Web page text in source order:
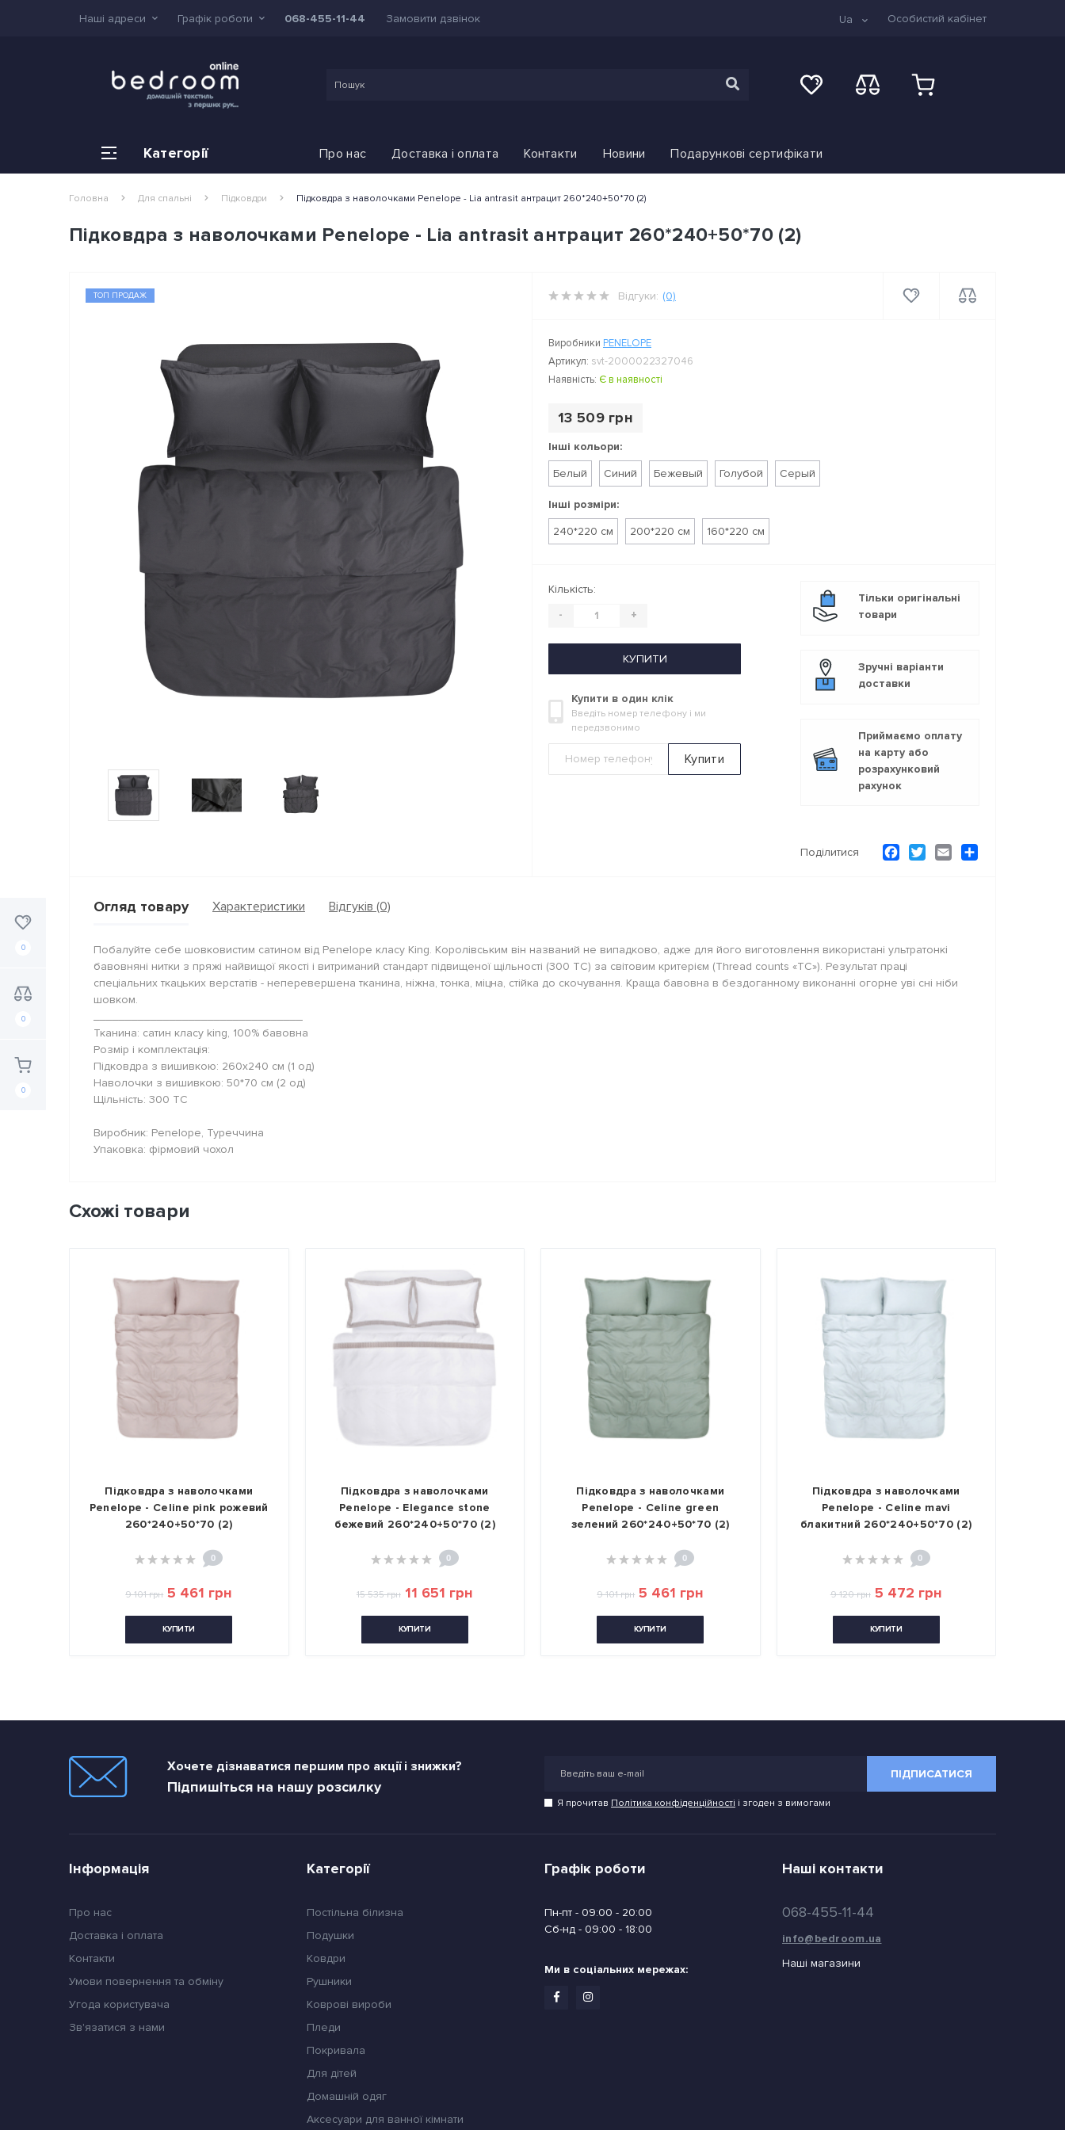
0
0
0
Наші адреси Графік роботи 068-455-11-44 Замовити дзвінок Ua Особистий кабінет
Категорії Про нас Доставка і оплата Контакти Новини Подарункові сертифікати
Головна Для спальні Підковдри Підковдра з наволочками Penelope - Lia antrasit антрацит 260*240+50*70 (2)
Підковдра з наволочками Penelope - Lia antrasit антрацит 260*240+50*70 (2)
ТОП ПРОДАЖ Відгуки: (0)
Виробники PENELOPE
Артикул: svt-2000022327046
Наявність: Є в наявності
13 509 грн
Інші кольори:
Белый
Синий Бежевый Голубой Серый
Інші розміри:
240*220 см
200*220 см 160*220 см
Кількість:
- +
КУПИТИ
Купити в один клік
Введіть номер телефону і ми
передзвонимо
Купити
Тільки оригінальні
товари
Зручні варіанти
доставки
Приймаємо оплату
на карту або
розрахунковий
рахунок
Поділитися Facebook
TwitterEmail
Огляд товару Характеристики Відгуків (0)
Побалуйте себе шовковистим сатином від Penelope класу King. Королівським він названий не випадково, адже для його виготовлення використані ультратонкі
бавовняні нитки з пряжі найвищої якості і витриманий стандарт підвищеної щільності (300 ТС) за світовим критерієм (Thread counts «TC»). Результат праці
спеціальних ткацьких верстатів - неперевершена тканина, ніжна, тонка, міцна, стійка до скочування. Краща бавовна в бездоганному виконанні огорне уві сні ніби
шовком.
Тканина: сатин класу king, 100% бавовна
Розмір і комплектація:
Підковдра з вишивкою: 260х240 см (1 од)
Наволочки з вишивкою: 50*70 см (2 од)
Щільність: 300 ТС
Виробник: Penelope, Туреччина
Упаковка: фірмовий чохол
Схожі товари
Підковдра з наволочками
- Celine pink рожевий
260*240+50*70 (2)
5 461 грн
Підковдра з наволочками
Penelope - Elegance stone
бежевий 260*240+50*70 (2)
11 651 грн
Підковдра з наволочками
Penelope - Celine green
зелений 260*240+50*70 (2)
5 461 грн
Підковдра з наволочками
Penelope - Celine mavi
блакитний 260*240+50*70 (2)
5 472 грн
Підковдра з
Penelope - Lia stone
260*240+50*70
Хочете дізнаватися першим про акції і знижки?
Підпишіться на нашу розсилку
ПІДПИСАТИСЯ
Я прочитав Політика конфіденційності і згоден з вимогами
Інформація
Про нас
Доставка і оплата
Контакти
Умови повернення та обміну
Угода користувача
Зв'язатися з нами
Категорії
Постільна білизна
Подушки
Ковдри
Pушники
Коврові вироби
Пледи
Покривала
Для дітей
Домашній одяг
Аксесуари для ванної кімнати
Графік роботи
Пн-пт - 09:00 - 20:00
Сб-нд - 09:00 - 18:00
Ми в соціальних мережах:
Наші контакти
068-455-11-44
info@bedroom.ua
Наші магазини